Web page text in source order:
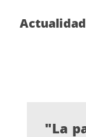
"La